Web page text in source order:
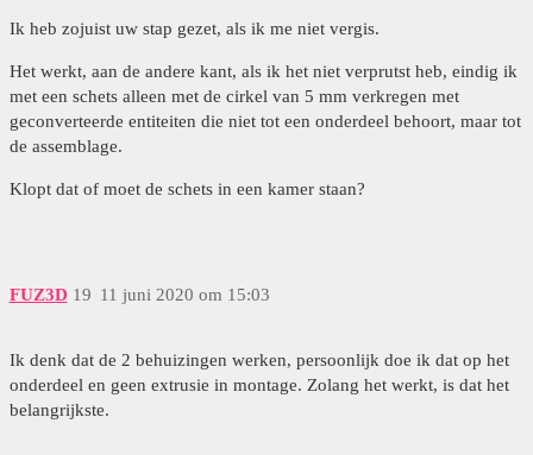
Ik heb zojuist uw stap gezet, als ik me niet vergis.
Het werkt, aan de andere kant, als ik het niet verprutst heb, eindig ik
met een schets alleen met de cirkel van 5 mm verkregen met
geconverteerde entiteiten die niet tot een onderdeel behoort, maar tot
de assemblage.
Klopt dat of moet de schets in een kamer staan?
FUZ3D 11 juni 2020 om 15:03
19
Ik denk dat de 2 behuizingen werken, persoonlijk doe ik dat op het
onderdeel en geen extrusie in montage. Zolang het werkt, is dat het
belangrijkste.